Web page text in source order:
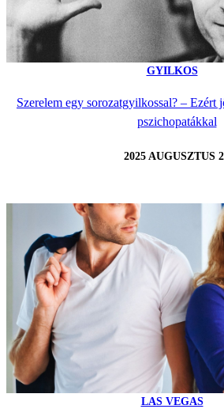
GYILKOS
Szerelem egy sorozatgyilkossal? – Ezért
pszichopatákkal
2025 AUGUSZTUS
LAS VEGAS